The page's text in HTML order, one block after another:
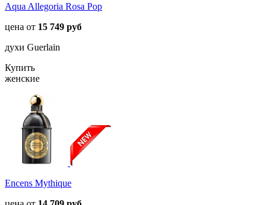
Aqua Allegoria Rosa Pop
цена от 15 749 руб
духи Guerlain
Купить
женские
Encens Mythique